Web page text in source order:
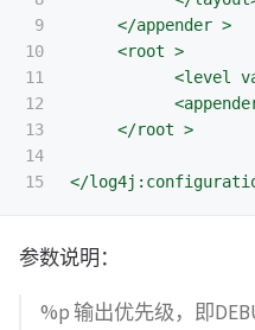
9
10
11
12
13
14
</appender >
<root >
<level
</root >
</
参数说明：
%p 输出优先级，即